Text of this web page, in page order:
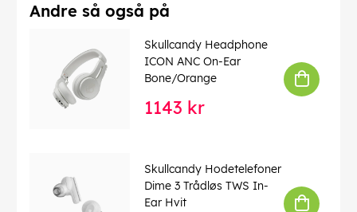
Andre så også på
Skullcandy Headphone
ICON ANC On-Ear
Bone/Orange
1143 kr
Skullcandy Hodetelefoner
Dime 3 Trådløs TWS In-
Ear Hvit